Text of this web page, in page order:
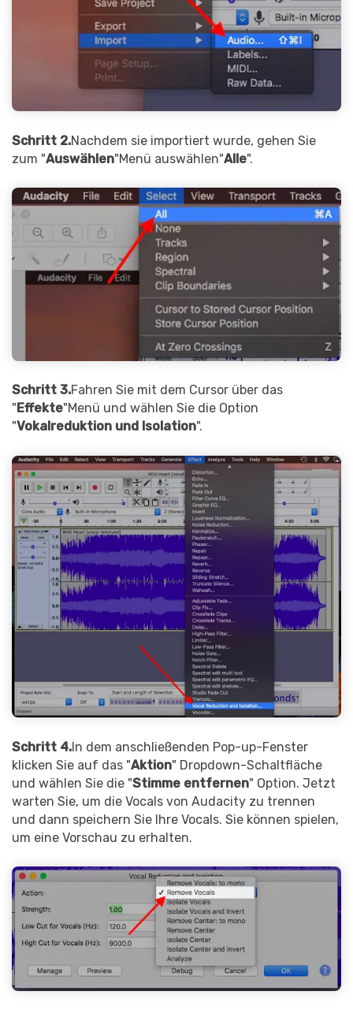
Schritt 2.Nachdem sie importiert wurde, gehen Sie
zum "Auswählen"Menü auswählen"Alle".
Schritt 3.Fahren Sie mit dem Cursor über das
"Effekte"Menü und wählen Sie die Option
"Vokalreduktion und Isolation".
Schritt 4.In dem anschließenden Pop-up-Fenster
klicken Sie auf das "Aktion" Dropdown-Schaltfläche
und wählen Sie die "Stimme entfernen" Option. Jetzt
warten Sie, um die Vocals von Audacity zu trennen
und dann speichern Sie Ihre Vocals. Sie können spielen,
um eine Vorschau zu erhalten.